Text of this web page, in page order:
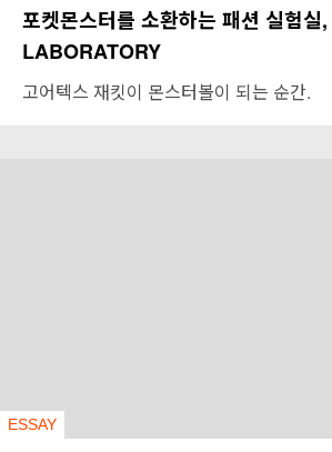
포켓몬스터를 소환하는 패션 실험실
LABORATORY
고어텍스 재킷이 몬스터볼이 되는 순간.
ESSAY